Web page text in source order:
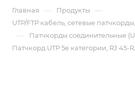
Главная — Продукты —
UTP/FTP кабель, сетевые
— Патчкорды соединительные
Патчкорд UTP 5e категории, RJ 45-